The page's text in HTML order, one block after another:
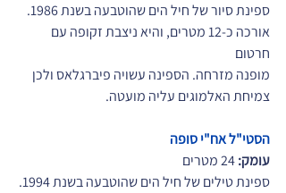
ספינת סיור של חיל הים שהוטבעה בשנת 1986.
אורכה כ-12 מטרים, והיא ניצבת זקופה עם
חרטום
מופנה מזרחה. הספינה עשויה פיברגלאס ולכן
צמיחת האלמוגים עליה מועטה.
הסטי"ל אח"י סופה
עומק:
ספינת טילים של חיל הים שהוטבעה בשנת 1994.